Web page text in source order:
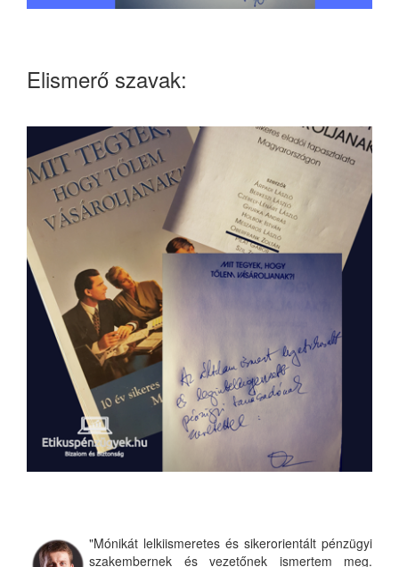
Elismerő szavak:
"Mónikát lelkiismeretes és sikerorientált pénzügyi
szakembernek és vezetőnek ismertem meg.